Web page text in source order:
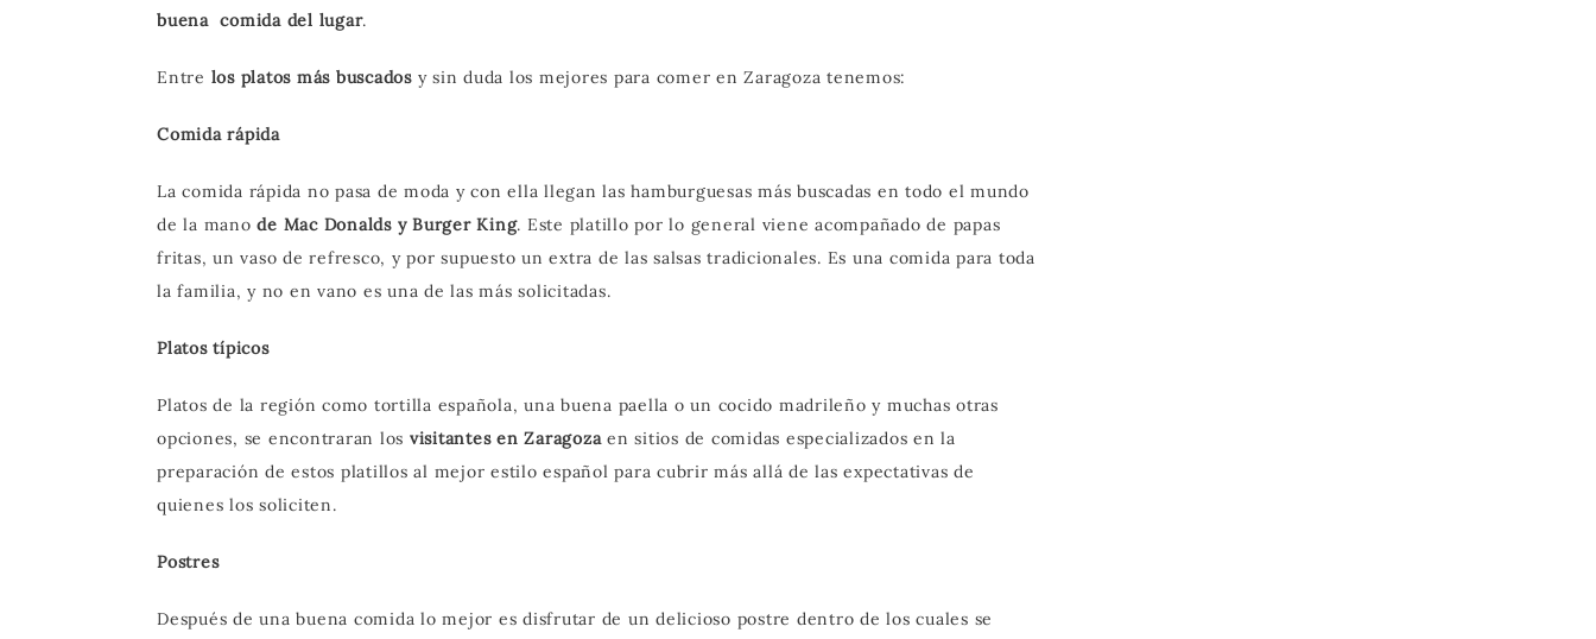
buena comida del lugar.
Entre los platos más buscadosy sin duda los mejores para comer en Zaragoza tenemos:
Comida rápida
La comida rápida no pasa de moda y con ella llegan las hamburguesas más buscadas en todo el mundo
de la manode Mac Donalds y Burger King. Este platillo por lo general viene acompañado de papas
fritas, un vaso de refresco, y por supuesto un extra de las salsas tradicionales. Es una comida para toda
la familia, y no en vano es una de las más solicitadas.
Platos típicos
Platos de la región como tortilla española, una buena paella o un cocido madrileño y muchas otras
opciones, se encontraran los visitantes en Zaragozaen sitios de comidas especializados en la
preparación de estos platillos al mejor estilo español para cubrir más allá de las expectativas de
quienes los soliciten.
Postres
Después de una buena comida lo mejor es disfrutar de un delicioso postre dentro de los cuales se